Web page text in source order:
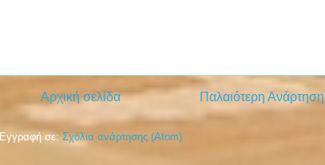
Παλαιότερη Ανάρτηση
Αρχική σελίδα
Εγγραφή σε:Σχόλια ανάρτησης (Atom)